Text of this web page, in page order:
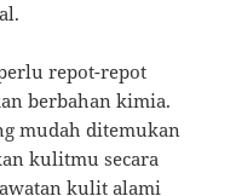
repot-repot
berbahan kimia.
mudah ditemukan
kulitmu secara
kulit alami